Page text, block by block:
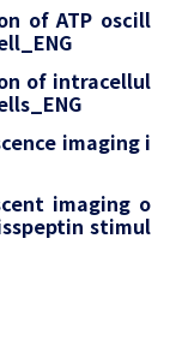
of ATP oscill
of intracellul
imaging i
imaging o
stimul